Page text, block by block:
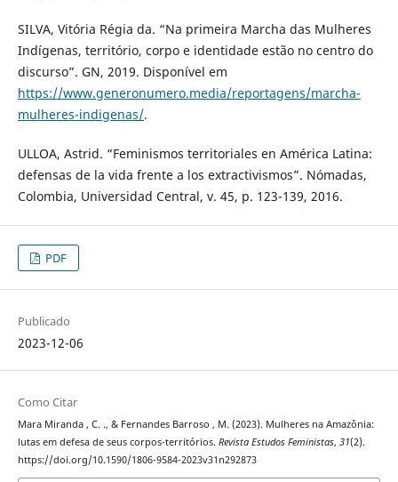
SILVA, Vitória Régia da. “Na primeira Marcha das Mulheres
Indígenas, território, corpo e identidade estão no centro do
discurso”. GN, 2019. Disponível em
https://www.generonumero.media/reportagens/marcha-
mulheres-indigenas/.
ULLOA, Astrid. “Feminismos territoriales en América Latina:
defensas de la vida frente a los extractivismos”. Nómadas,
Colombia, Universidad Central, v. 45, p. 123-139, 2016.
PDF
Publicado
2023-12-06
Como Citar
Mara Miranda , C. ., & Fernandes Barroso , M. (2023). Mulheres na Amazônia:
lutas em defesa de seus corpos-territórios. Revista Estudos Feministas, 31(2).
https://doi.org/10.1590/1806-9584-2023v31n292873